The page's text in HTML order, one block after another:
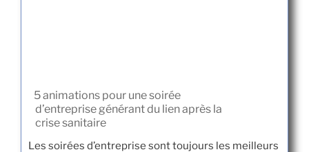
5 animations pour une soirée
d’entreprise générant du lien après la
crise sanitaire
Les soirées d’entreprise sont toujours les meilleurs